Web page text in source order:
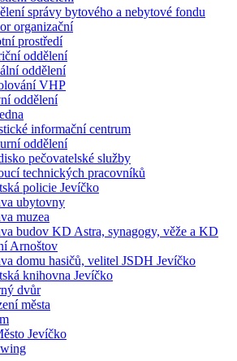
správy bytového a nebytové fondu
organizační
prostředí
oddělení
oddělení
VHP
oddělení
informační centrum
oddělení
pečovatelské služby
technických pracovníků
policie Jevíčko
ubytovny
muzea
budov KD Astra, synagogy, věže a KD
Arnoštov
domu hasičů, velitel JSDH Jevíčko
knihovna Jevíčko
dvůr
města
Jevíčko